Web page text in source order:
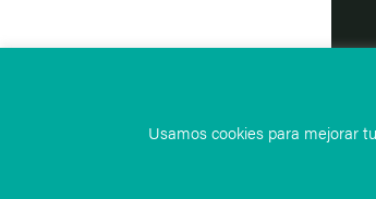
Usamos cookies para mejorar